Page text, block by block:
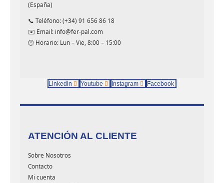
(España)
📞 Teléfono: (+34) 91 656 86 18
✉️ Email: info@fer-pal.com
🕐 Horario: Lun – Vie, 8:00 – 15:00
Linkedin Youtube Instagram Facebook
ATENCIÓN AL CLIENTE
Sobre Nosotros
Contacto
Mi cuenta